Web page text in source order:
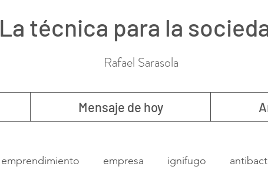
La técnica para la
Rafael Sarasola
Mensaje de hoy
emprendimiento empresa ignifugo